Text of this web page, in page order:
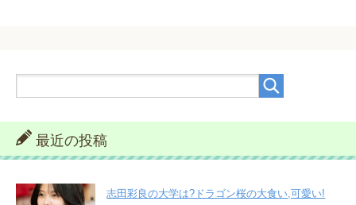
最近の投稿
志田彩良の大学は?ドラゴン桜の大食い,可愛い!